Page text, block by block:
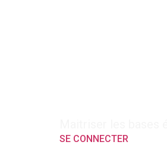
SE CONNECTER